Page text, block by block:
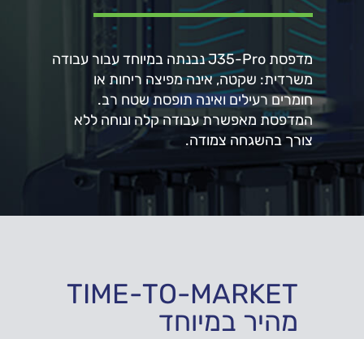
מדפסת J35-Pro נבנתה במיוחד עבור עבודה
משרדית: שקטה, אינה מפיצה ריחות או
חומרים רעילים ואינה תופסת שטח רב.
המדפסת מאפשרת עבודה קלה ונוחה ללא
צורך בהשגחה צמודה.
TIME-TO-MARKET
מהיר במיוחד